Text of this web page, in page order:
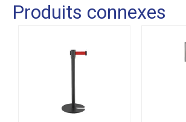
Produits connexes